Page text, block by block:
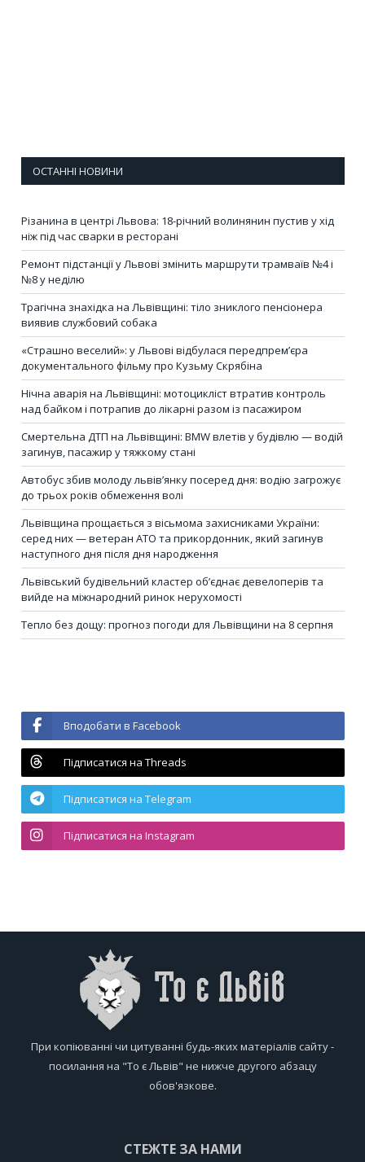
ОСТАННІ НОВИНИ
Різанина в центрі Львова: 18-річний волинянин пустив у хід
ніж під час сварки в ресторані
Ремонт підстанції у Львові змінить маршрути трамваїв №4 і
№8 у неділю
Трагічна знахідка на Львівщині: тіло зниклого пенсіонера
виявив службовий собака
«Страшно веселий»: у Львові відбулася передпрем’єра
документального фільму про Кузьму Скрябіна
Нічна аварія на Львівщині: мотоцикліст втратив контроль
над байком і потрапив до лікарні разом із пасажиром
Смертельна ДТП на Львівщині: BMW влетів у будівлю — водій
загинув, пасажир у тяжкому стані
Автобус збив молоду львів’янку посеред дня: водію загрожує
до трьох років обмеження волі
Львівщина прощається з вісьмома захисниками України:
серед них — ветеран АТО та прикордонник, який загинув
наступного дня після дня народження
Львівський будівельний кластер об’єднає девелоперів та
вийде на міжнародний ринок нерухомості
Тепло без дощу: прогноз погоди для Львівщини на 8 серпня
Вподобати в Facebook
Підписатися на Threads
Підписатися на Telegram
Підписатися на Instagram
При копіюванні чи цитуванні будь-яких матеріалів сайту -
посилання на "То є Львів" не нижче другого абзацу
обов'язкове.
СТЕЖТЕ ЗА НАМИ